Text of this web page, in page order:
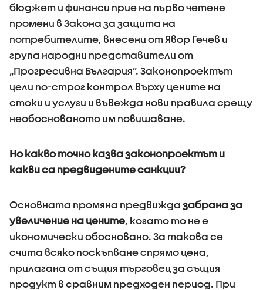
бюджет и финанси прие на първо четене
промени в Закона за защита на
потребителите, внесени от Явор Гечев и
група народни представители от
„Прогресивна България“. Законопроектът
цели по-строг контрол върху цените на
стоки и услуги и въвежда нови правила срещу
необоснованото им повишаване.
Но какво точно казва законопроектът и
какви са предвидените санкции?
Основната промяна предвижда забрана за
увеличение на цените, когато то не е
икономически обосновано. За такова се
счита всяко поскъпване спрямо цена,
прилагана от същия търговец за същия
продукт в сравним предходен период. При